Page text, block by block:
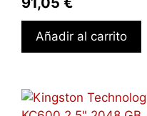
Añadir al carrito